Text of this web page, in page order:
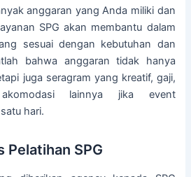
anggaran yang Anda miliki dan
SPG akan membantu dalam
sesuai dengan kebutuhan dan
bahwa anggaran tidak hanya
juga seragram yang kreatif, gaji,
lainnya jika event
hari.
Pelatihan SPG